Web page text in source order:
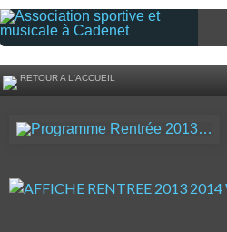
RETOUR A L'ACCUEIL